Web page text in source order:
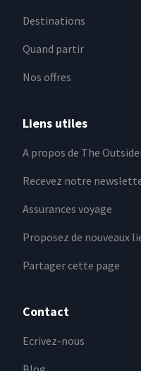
Destinations
Quand partir
Nos offres
Liens utiles
A propos de The
Recevez notre
Assurances voyage
Proposez de nouveaux
Partager cette page
Contact
Ecrivez-nous